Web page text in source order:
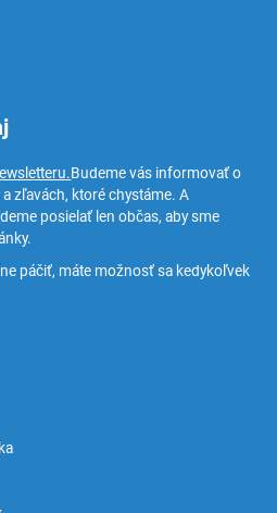
Budeme vás informovať o
zľavách, ktoré chystáme. A
posielať len občas, aby sme
páčiť, máte možnosť sa kedykoľvek